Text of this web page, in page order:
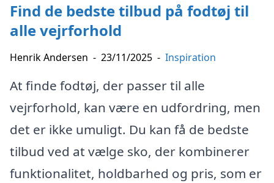
Find de bedste tilbud på fodtøj til
alle vejrforhold
Henrik Andersen - 23/11/2025 - Inspiration
At finde fodtøj, der passer til alle
vejrforhold, kan være en udfordring, men
det er ikke umuligt. Du kan få de bedste
tilbud ved at vælge sko, der kombinerer
funktionalitet, holdbarhed og pris, som er